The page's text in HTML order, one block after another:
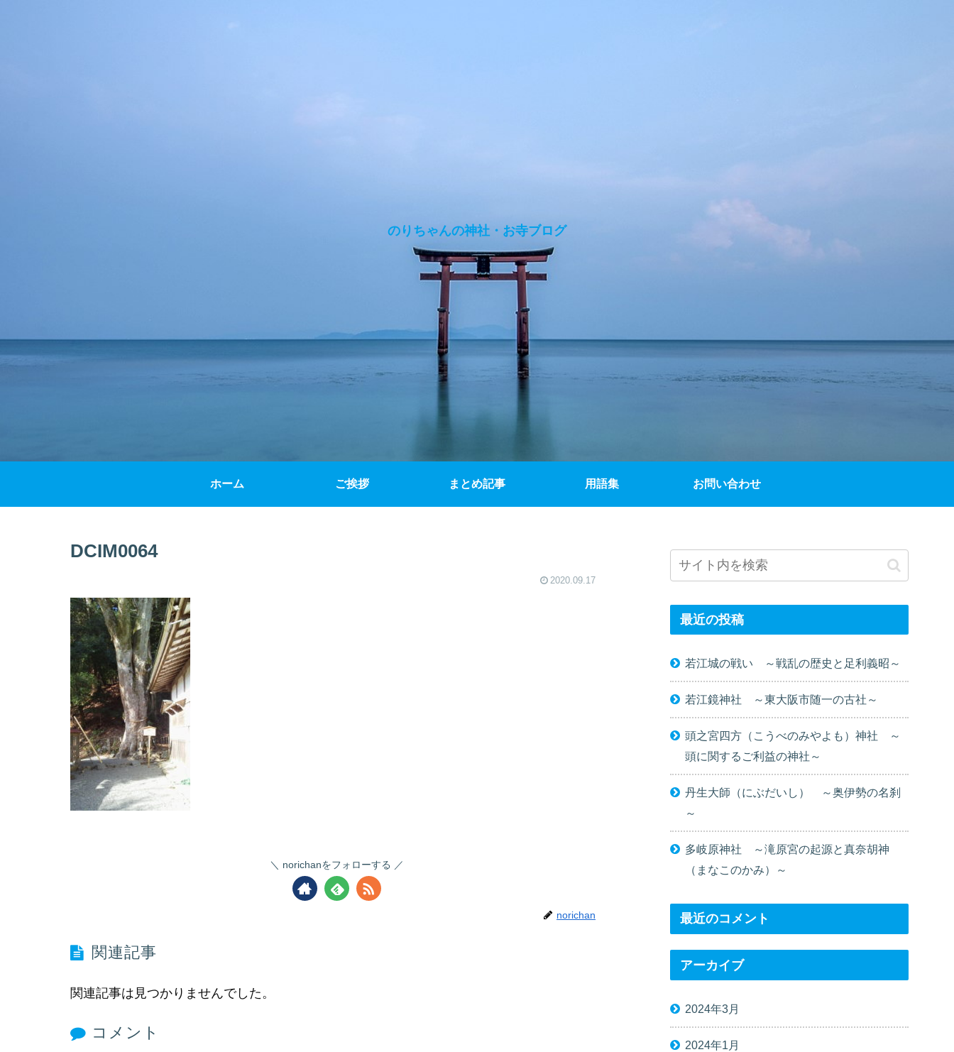
のりちゃんの神社・お寺ブログ
ホーム ご挨拶 まとめ記事 用語集 お問い合わせ
DCIM0064
2020.09.17
norichanをフォローする
norichan
関連記事
関連記事は見つかりませんでした。
コメント
最近の投稿
若江城の戦い ～戦乱の歴史と足利義昭～
若江鏡神社 ～東大阪市随一の古社～
頭之宮四方（こうべのみやよも）神社 ～
頭に関するご利益の神社～
丹生大師（にぶだいし） ～奥伊勢の名刹
～
多岐原神社 ～滝原宮の起源と真奈胡神
（まなこのかみ）～
最近のコメント
アーカイブ
2024年3月
2024年1月